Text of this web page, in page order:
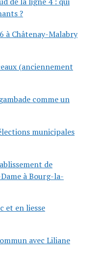
?
à Châtenay-Malabry
(anciennement
comme un
municipales
de
à Bourg-la-
et en liesse
avec Liliane